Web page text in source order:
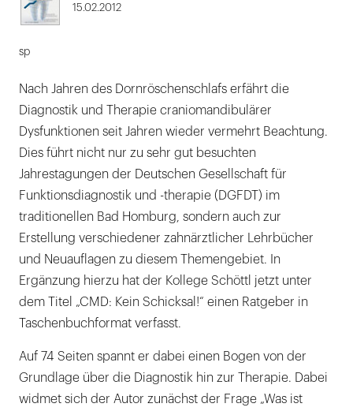
Oliver
Hamburg-
D.
Schicksal!
978-
2-
3
16,80
15.02.2012
sp
Nach Jahren des Dornröschenschlafs erfährt die
Diagnostik und Therapie craniomandibulärer
Dysfunktionen seit Jahren wieder vermehrt Beachtung.
Dies führt nicht nur zu sehr gut besuchten
Jahrestagungen der Deutschen Gesellschaft für
Funktionsdiagnostik und -therapie (DGFDT) im
traditionellen Bad Homburg, sondern auch zur
Erstellung verschiedener zahnärztlicher Lehrbücher
und Neuauflagen zu diesem Themengebiet. In
Ergänzung hierzu hat der Kollege Schöttl jetzt unter
dem Titel „CMD: Kein Schicksal!“ einen Ratgeber in
Taschenbuchformat verfasst.
Auf 74 Seiten spannt er dabei einen Bogen von der
Grundlage über die Diagnostik hin zur Therapie. Dabei
widmet sich der Autor zunächst der Frage „Was ist